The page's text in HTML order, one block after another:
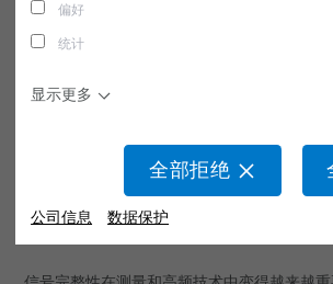
洁净室线缆
信号完整性理念
FST 配置器
线缆具有优化的信号完整
偏好
统计
显示更多
全部拒绝
公司信息 数据保护